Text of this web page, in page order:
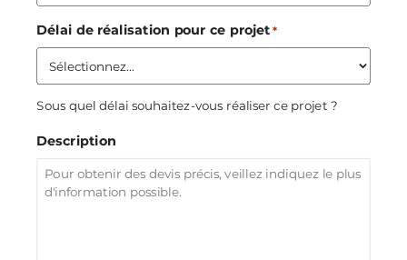
Délai de réalisation pour ce projet *
Sous quel délai souhaitez-vous réaliser ce projet ?
Description